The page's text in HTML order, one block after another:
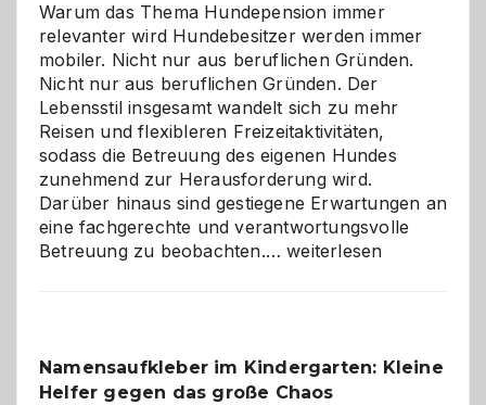
Warum das Thema Hundepension immer
relevanter wird Hundebesitzer werden immer
mobiler. Nicht nur aus beruflichen Gründen.
Nicht nur aus beruflichen Gründen. Der
Lebensstil insgesamt wandelt sich zu mehr
Reisen und flexibleren Freizeitaktivitäten,
sodass die Betreuung des eigenen Hundes
zunehmend zur Herausforderung wird.
Darüber hinaus sind gestiegene Erwartungen an
eine fachgerechte und verantwortungsvolle
Betreuung zu beobachten.…Betreuung
ist
eine
weiterlesen
Namensaufkleber im Kindergarten: Kleine
Helfer gegen das große Chaos